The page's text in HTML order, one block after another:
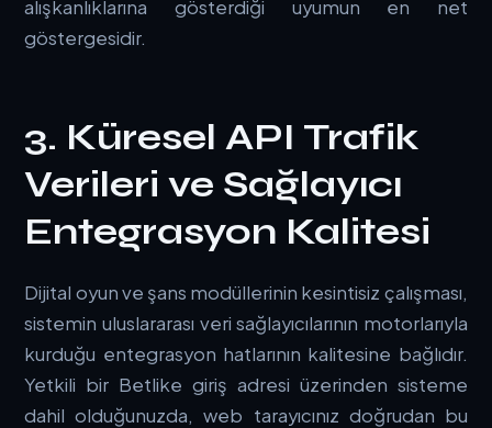
alışkanlıklarına gösterdiği uyumun en net
göstergesidir.
3. Küresel API Trafik
Verileri ve Sağlayıcı
Entegrasyon Kalitesi
Dijital oyun ve şans modüllerinin kesintisiz çalışması,
sistemin uluslararası veri sağlayıcılarının motorlarıyla
kurduğu entegrasyon hatlarının kalitesine bağlıdır.
Yetkili bir Betlike giriş adresi üzerinden sisteme
dahil olduğunuzda, web tarayıcınız doğrudan bu